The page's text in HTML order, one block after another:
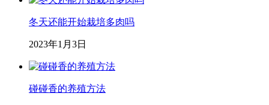
冬天还能开始栽培多肉吗
2023年1月3日
碰碰香的养殖方法